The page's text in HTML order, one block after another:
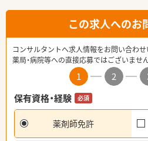
この求人へのお
コンサルタントへ求人情報をお問い合わせ
薬局・病院等への直接応募ではございませ
1 2
保有資格・経験
必須
薬剤師免許